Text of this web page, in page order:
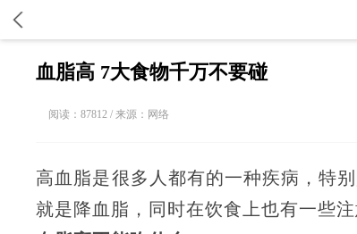
血脂高 7大食物千万不要碰
阅读：87812 / 来源：网络
高血脂是很多人都有的一种疾病，特
就是降血脂，同时在饮食上也有一些